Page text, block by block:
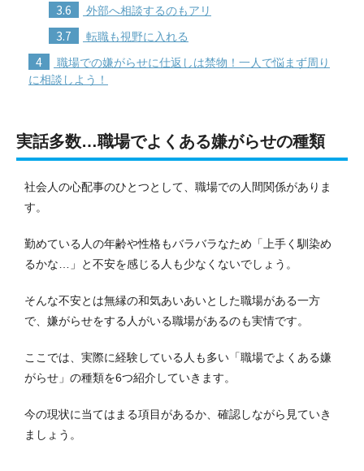
3.6 外部へ相談するのもアリ
3.7 転職も視野に入れる
4
職場での嫌がらせに仕返しは禁物！一人で悩まず周り
に相談しよう！
実話多数…職場でよくある嫌がらせの種類
社会人の心配事のひとつとして、職場での人間関係がありま
す。
勤めている人の年齢や性格もバラバラなため「上手く馴染め
るかな…」と不安を感じる人も少なくないでしょう。
そんな不安とは無縁の和気あいあいとした職場がある一方
で、嫌がらせをする人がいる職場があるのも実情です。
ここでは、実際に経験している人も多い「職場でよくある嫌
がらせ」の種類を6つ紹介していきます。
今の現状に当てはまる項目があるか、確認しながら見ていき
ましょう。